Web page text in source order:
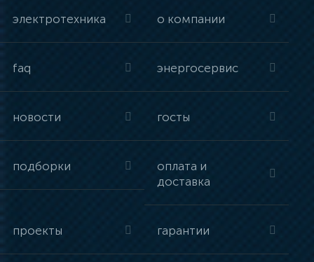
электротехника о компании
faq энергосервис
новости госты
подборки
оплата и
доставка
проекты гарантии